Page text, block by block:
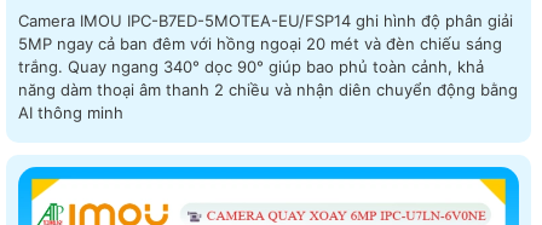
Camera IMOU IPC-B7ED-5MOTEA-EU/FSP14 ghi hình độ phân giải
5MP ngay cả ban đêm với hồng ngoại 20 mét và đèn chiếu sáng
trắng. Quay ngang 340° dọc 90° giúp bao phủ toàn cảnh, khả
năng dàm thoại âm thanh 2 chiều và nhận diên chuyển động bằng
AI thông minh